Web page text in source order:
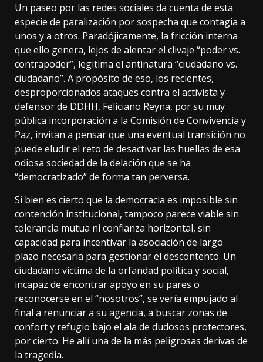
Un paseo por las redes sociales da cuenta de esta
especie de paralización por sospecha que contagia a
unos y a otros. Paradójicamente, la fricción interna
que ello genera, lejos de alentar el clivaje “poder vs.
contrapoder”, legitima el antinatura “ciudadano vs.
ciudadano”. A propósito de eso, los recientes,
desproporcionados ataques contra el activista y
defensor de DDHH, Feliciano Reyna, por su muy
pública incorporación a la Comisión de Convivencia y
Paz, invitan a pensar que una eventual transición no
puede eludir el reto de desactivar las huellas de esa
odiosa sociedad de la delación que se ha
“democratizado” de forma tan perversa.
Si bien es cierto que la democracia es imposible sin
contención institucional, tampoco parece viable sin
tolerancia mutua ni confianza horizontal, sin
capacidad para incentivar la asociación de largo
plazo necesaria para gestionar el descontento. Un
ciudadano víctima de la orfandad política y social,
incapaz de encontrar apoyo en su pares o
reconocerse en el “nosotros”, se vería empujado al
final a renunciar a su agencia, a buscar zonas de
confort y refugio bajo el ala de dudosos protectores,
por cierto. He allí una de la más peligrosas derivas de
la tragedia.